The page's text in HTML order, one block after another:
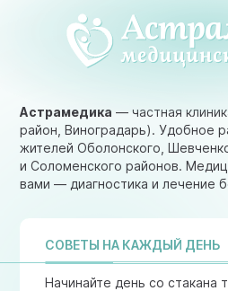
Астрамедика — частная
район, Виноградарь). Удобное
жителей Оболонского,
и Соломенского районов.
вами — диагностика и лечение
СОВЕТЫ НА КАЖДЫЙ ДЕНЬ
Начинайте день со стакана